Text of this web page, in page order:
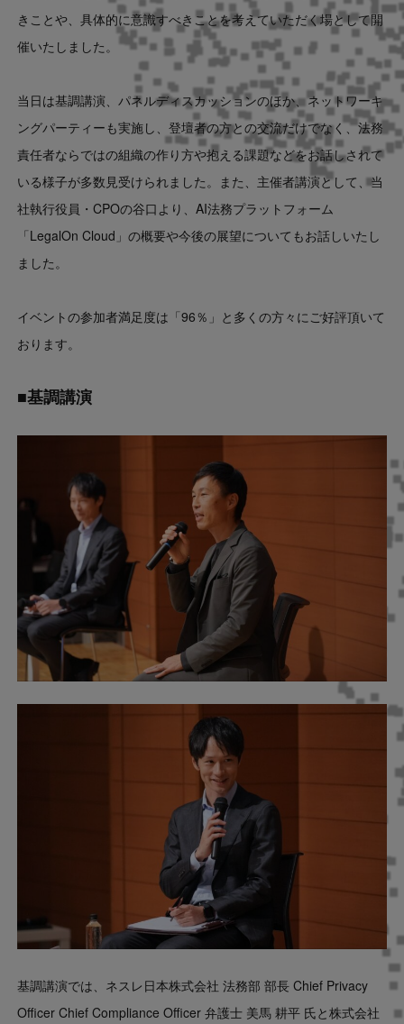
きことや、具体的に意識すべきことを考えていただく場として開
催いたしました。
当日は基調講演、パネルディスカッションのほか、ネットワーキ
ングパーティーも実施し、登壇者の方との交流だけでなく、法務
責任者ならではの組織の作り方や抱える課題などをお話しされて
いる様子が多数見受けられました。また、主催者講演として、当
社執行役員・CPOの谷口より、AI法務プラットフォーム
「LegalOn Cloud」の概要や今後の展望についてもお話しいたし
ました。
イベントの参加者満足度は「96％」と多くの方々にご好評頂いて
おります。
■基調講演
基調講演では、ネスレ日本株式会社 法務部 部長 Chief Privacy
Officer Chief Compliance Officer 弁護士 美馬 耕平 氏と株式会社